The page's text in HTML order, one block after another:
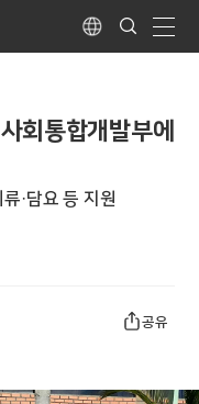
Language
Search
Submit
회통합개발부에
·담요 등 지원
공유